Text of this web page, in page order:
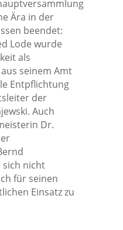
Ära in der
beendet:
Lode wurde
als
seinem Amt
Entpflichtung
der
Auch
Dr.
sich nicht
für seinen
Einsatz zu